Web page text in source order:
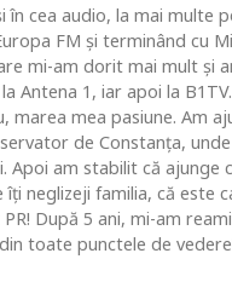
în cea audio, la mai multe
FM şi terminând cu
mi-am dorit mai mult şi
Antena 1, iar apoi la
marea mea pasiune. Am
de Constanţa,
Apoi am stabilit că ajunge
îţi neglizeji familia, că este
PR! După 5 ani, mi-am
toate punctele de